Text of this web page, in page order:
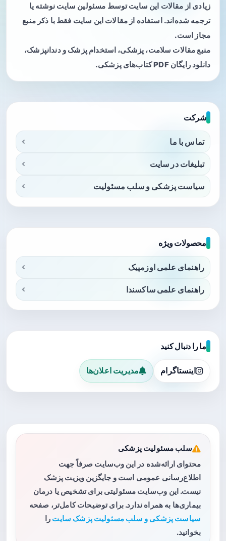
زیادی از مقالات این سایت توسط مسئولین سایت نوشته یا
ترجمه شده‌اند. استفاده از مقالات این سایت فقط با ذکر منبع
مجاز است.
منبع مقالات سلامت، پزشکی، استخدام پزشک و دندانپزشک،
دانلود رایگان PDF کتاب‌های پزشکی.
شرکت
تماس با ما
تبلیغات در سایت
سیاست پزشکی و سلب مسئولیت
محصولات ویژه
راهنمای علمی اوزمپیک
راهنمای علمی ساکسندا
ما را دنبال کنید
اینستاگرام مدیریت اعلان‌ها
سلب مسئولیت پزشکی
محتوای ارائه‌شده در این وب‌سایت صرفاً جهت
اطلاع‌رسانی عمومی است و جایگزین ویزیت پزشک
نیست. این وب‌سایت مسئولیتی برای تشخیص یا درمان
بیماری‌ها به همراه ندارد. برای توضیحات کامل‌تر، صفحه
سیاست پزشکی و سلب مسئولیت پزشک سایت را
بخوانید.